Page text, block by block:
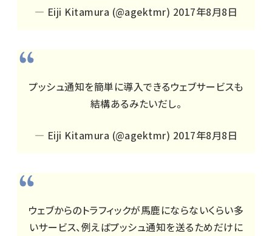
— Eiji Kitamura (@agektmr) 2017年8月8日
プッシュ通知を簡単に導入できるウェブサービスも
結構あるみたいだし。
— Eiji Kitamura (@agektmr) 2017年8月8日
ウェブからのトラフィックが馬鹿にならないくらい多
いサービス、例えばプッシュ通知を送るためだけに